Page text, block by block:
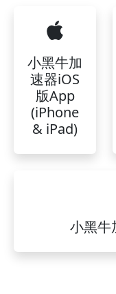
小黑牛加
速器iOS
版App
(iPhone
& iPad)
小黑牛